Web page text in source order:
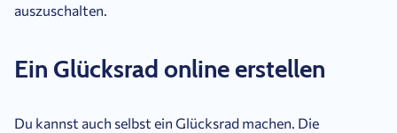
auszuschalten.
Ein Glücksrad online erstellen
Du kannst auch selbst ein Glücksrad machen. Die